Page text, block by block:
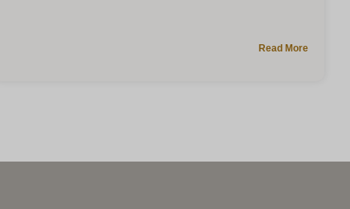
Read More